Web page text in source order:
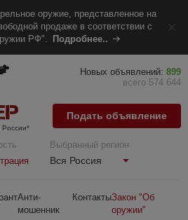
оружие, представленное на
продаже в соответствии с
РФ".
Подробнее..
Выбранный регион
Вся Россия
Анти-
мошенник
КонтактыЗакон "Об
оружии"
Новых объявлений: 899
всего 574 644
Подать объявление